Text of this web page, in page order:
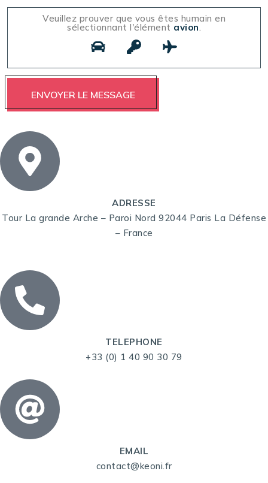
Veuillez prouver que vous êtes humain en
sélectionnant l'élément avion.
ADRESSE
Tour La grande Arche – Paroi Nord 92044 Paris La Défense
– France
TELEPHONE
+33 (0) 1 40 90 30 79
EMAIL
contact@keoni.fr